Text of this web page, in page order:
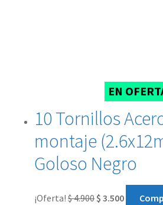
EN
10 Tornillos
montaje
Goloso Negro
¡Oferta! $4.900 $ 3.500